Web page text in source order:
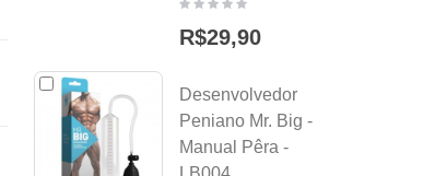
R$29,90
Desenvolvedor
Peniano Mr. Big -
Manual Pêra -